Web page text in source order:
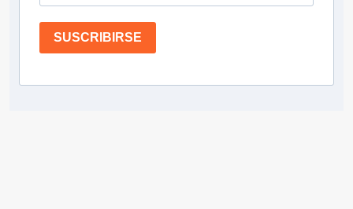
SUSCRIBIRSE